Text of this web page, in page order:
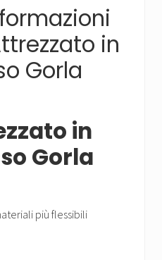
in
Gorla
in
Gorla
più flessibili